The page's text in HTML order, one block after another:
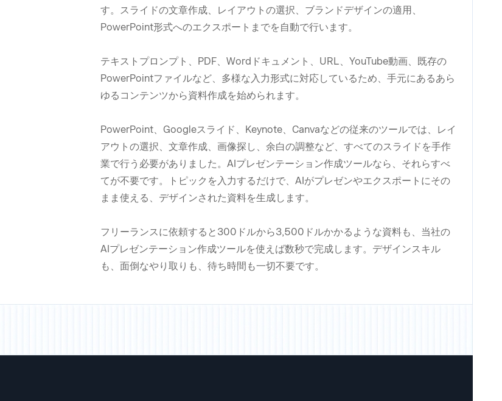
す。スライドの文章作成、レイアウトの選択、ブランドデザインの適用、
PowerPoint形式へのエクスポートまでを自動で行います。
テキストプロンプト、PDF、Wordドキュメント、URL、YouTube動画、既存の
PowerPointファイルなど、多様な入力形式に対応しているため、手元にあるあら
ゆるコンテンツから資料作成を始められます。
PowerPoint、Googleスライド、Keynote、Canvaなどの従来のツールでは、レイ
アウトの選択、文章作成、画像探し、余白の調整など、すべてのスライドを手作
業で行う必要がありました。AIプレゼンテーション作成ツールなら、それらすべ
てが不要です。トピックを入力するだけで、AIがプレゼンやエクスポートにその
まま使える、デザインされた資料を生成します。
フリーランスに依頼すると300ドルから3,500ドルかかるような資料も、当社の
AIプレゼンテーション作成ツールを使えば数秒で完成します。デザインスキル
も、面倒なやり取りも、待ち時間も一切不要です。